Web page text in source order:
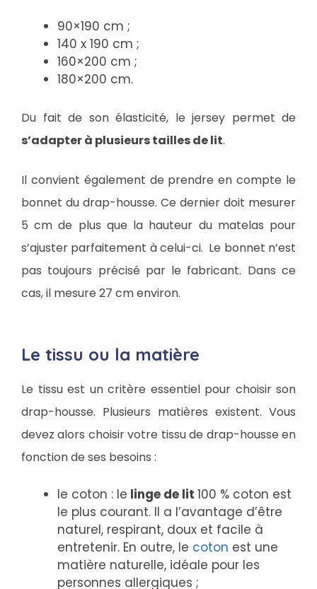
90×190 cm ;
140 x 190 cm ;
160×200 cm ;
180×200 cm.
Du fait de son élasticité, le jersey permet de
s’adapter à plusieurs tailles de lit.
Il convient également de prendre en compte le
bonnet du drap-housse. Ce dernier doit mesurer
5 cm de plus que la hauteur du matelas pour
s’ajuster parfaitement à celui-ci. Le bonnet n’est
pas toujours précisé par le fabricant. Dans ce
cas, il mesure 27 cm environ.
Le tissu ou la matière
Le tissu est un critère essentiel pour choisir son
drap-housse. Plusieurs matières existent. Vous
devez alors choisir votre tissu de drap-housse en
fonction de ses besoins :
le coton : le linge de lit 100 % coton est
le plus courant. Il a l’avantage d’être
naturel, respirant, doux et facile à
entretenir. En outre, le coton est une
matière naturelle, idéale pour les
personnes allergiques ;